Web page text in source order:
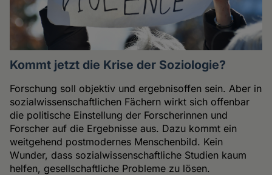
Kommt jetzt die Krise der Soziologie?
Forschung soll objektiv und ergebnisoffen sein. Aber in
sozialwissenschaftlichen Fächern wirkt sich offenbar
die politische Einstellung der Forscherinnen und
Forscher auf die Ergebnisse aus. Dazu kommt ein
weitgehend postmodernes Menschenbild. Kein
Wunder, dass sozialwissenschaftliche Studien kaum
helfen, gesellschaftliche Probleme zu lösen.